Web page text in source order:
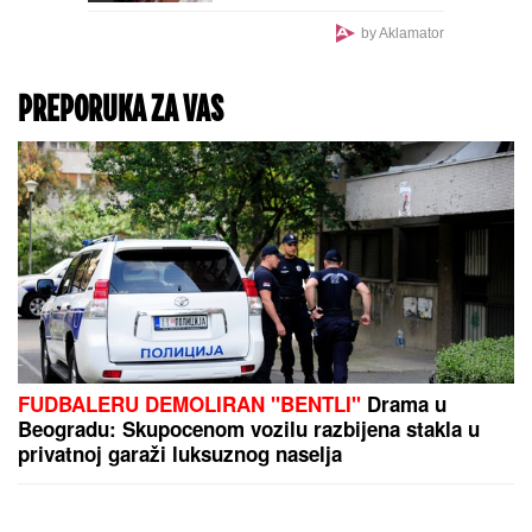
Evo šta se dešava u
ljudskom organizmu kada
gleda zalazak sunca